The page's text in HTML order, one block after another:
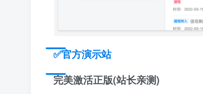
✅官方演示站
完美激活正版(站长亲测)